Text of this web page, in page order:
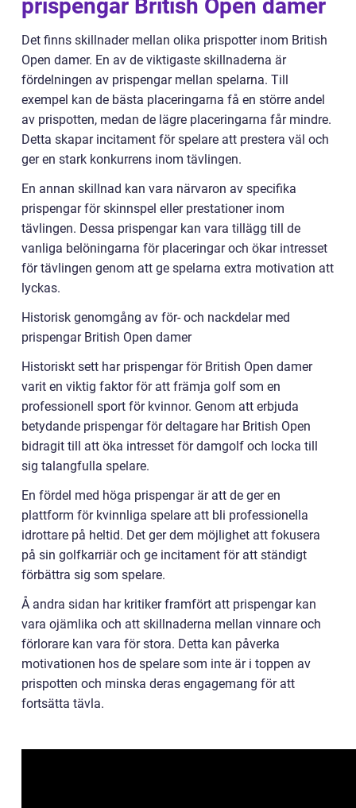
prispengar British Open damer
Det finns skillnader mellan olika prispotter inom British
Open damer. En av de viktigaste skillnaderna är
fördelningen av prispengar mellan spelarna. Till
exempel kan de bästa placeringarna få en större andel
av prispotten, medan de lägre placeringarna får mindre.
Detta skapar incitament för spelare att prestera väl och
ger en stark konkurrens inom tävlingen.
En annan skillnad kan vara närvaron av specifika
prispengar för skinnspel eller prestationer inom
tävlingen. Dessa prispengar kan vara tillägg till de
vanliga belöningarna för placeringar och ökar intresset
för tävlingen genom att ge spelarna extra motivation att
lyckas.
Historisk genomgång av för- och nackdelar med
prispengar British Open damer
Historiskt sett har prispengar för British Open damer
varit en viktig faktor för att främja golf som en
professionell sport för kvinnor. Genom att erbjuda
betydande prispengar för deltagare har British Open
bidragit till att öka intresset för damgolf och locka till
sig talangfulla spelare.
En fördel med höga prispengar är att de ger en
plattform för kvinnliga spelare att bli professionella
idrottare på heltid. Det ger dem möjlighet att fokusera
på sin golfkarriär och ge incitament för att ständigt
förbättra sig som spelare.
Å andra sidan har kritiker framfört att prispengar kan
vara ojämlika och att skillnaderna mellan vinnare och
förlorare kan vara för stora. Detta kan påverka
motivationen hos de spelare som inte är i toppen av
prispotten och minska deras engagemang för att
fortsätta tävla.